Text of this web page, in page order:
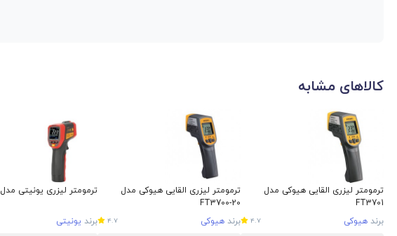
کالاهای مشابه
ترمومتر لیزری القایی هیوکی مدل
FT3701
برند هیوکی 4.7
ترمومتر لیزری القایی هیوکی مدل
FT3700-20
برند هیوکی 4.7
ترمومتر لیزری یونیتی مدل UT301C
برند یونیتی